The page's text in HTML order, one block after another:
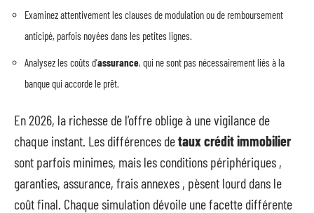
Examinez attentivement les clauses de modulation ou de remboursement
anticipé, parfois noyées dans les petites lignes.
Analysez les coûts d’assurance, qui ne sont pas nécessairement liés à la
banque qui accorde le prêt.
En 2026, la richesse de l’offre oblige à une vigilance de
chaque instant. Les différences detaux crédit immobilier
sont parfois minimes, mais les conditions périphériques ,
garanties, assurance, frais annexes , pèsent lourd dans le
coût final. Chaque simulation dévoile une facette différente